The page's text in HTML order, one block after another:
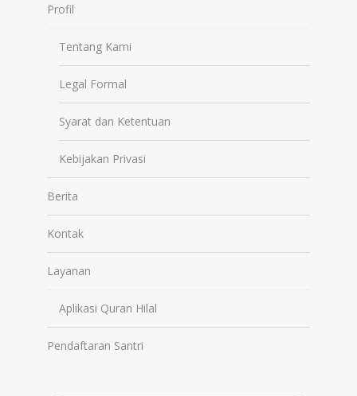
Profil
Tentang Kami
Legal Formal
Syarat dan Ketentuan
Kebijakan Privasi
Berita
Kontak
Layanan
Aplikasi Quran Hilal
Pendaftaran Santri